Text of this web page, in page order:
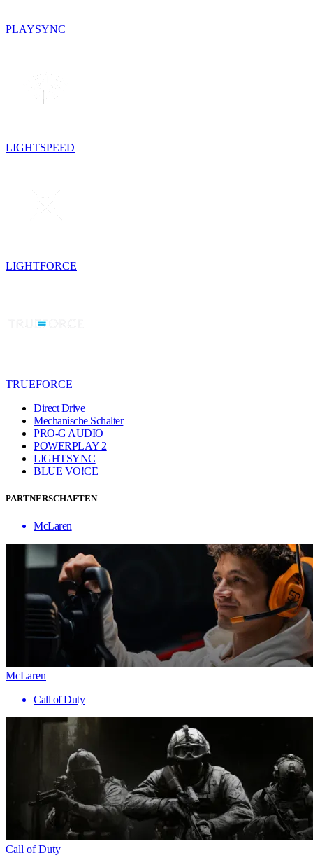
PLAYSYNC
LIGHTSPEED
LIGHTFORCE
TRUEFORCE
Direct Drive
Mechanische Schalter
PRO-G AUDIO
POWERPLAY 2
LIGHTSYNC
BLUE VO!CE
PARTNERSCHAFTEN
McLaren
McLaren
Call of Duty
Call of Duty